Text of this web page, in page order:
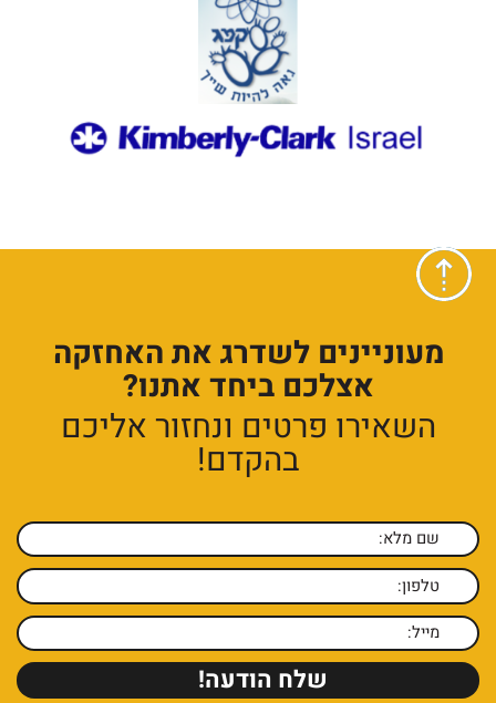
מעוניינים לשדרג את האחזקה
אצלכם ביחד אתנו?
השאירו פרטים ונחזור אליכם
בהקדם!